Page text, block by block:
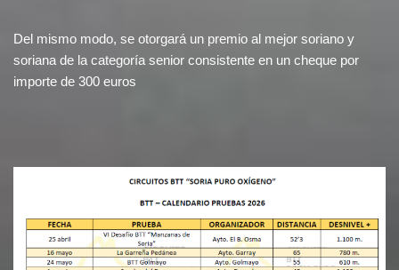
Del mismo modo, se otorgará un premio al mejor soriano y
soriana de la categoría senior consistente en un cheque por
importe de 300 euros